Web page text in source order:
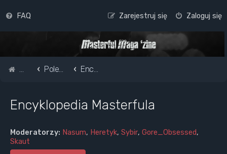
FAQ Zaloguj się
Zarejestruj się
Strona główna
Pole do popisu... Encyklopedia Masterfula
Encyklopedia Masterfula
Moderatorzy: Nasum, Heretyk, Sybir, Gore_Obsessed,
Skaut